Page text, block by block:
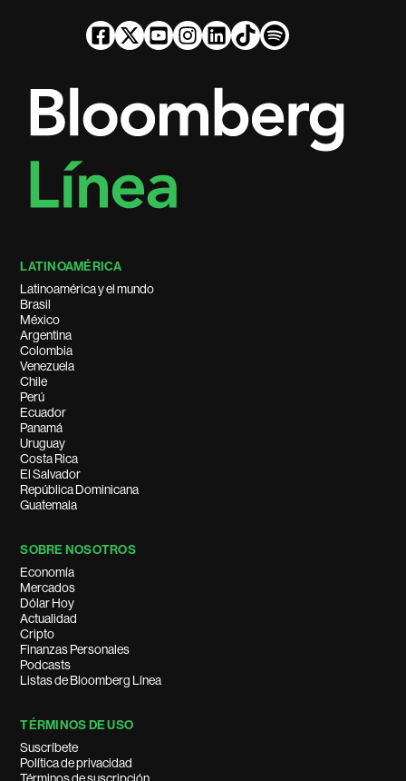
LATINOAMÉRICA
Latinoamérica y el mundo
Brasil
México
Argentina
Colombia
Venezuela
Chile
Perú
Ecuador
Panamá
Uruguay
Costa Rica
El Salvador
República Dominicana
Guatemala
SOBRE NOSOTROS
Economía
Mercados
Dólar Hoy
Actualidad
Cripto
Finanzas Personales
Podcasts
Listas de Bloomberg Línea
TÉRMINOS DE USO
Suscríbete
Política de privacidad